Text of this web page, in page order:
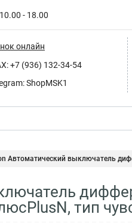
10.00 - 18.00
онлайн
+7 (936) 132-34-54
ShopMSK1
Автоматический выключатель
тип